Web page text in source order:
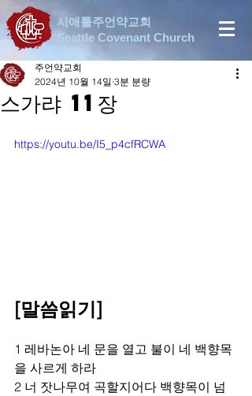
시애틀주언약교회
Seattle Covenant Church
스가랴 11장
주언약교회
2024년 10월 14일 3분 분량
https://youtu.be/I5_p4cfRCWA
[말씀읽기]
1 레바논아 네 문을 열고 불이 네 백향목
을 사르게 하라
2 너 잣나무여 곡할지어다 백향목이 넘